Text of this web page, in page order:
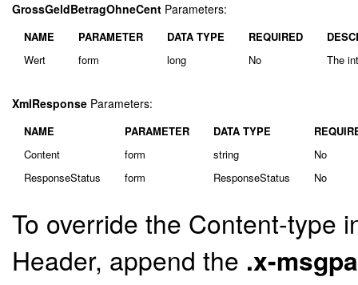
GrossGeldBetragOhneCent Parameters:
NAME PARAMETER DATA TYPE REQUIRED
Wert
form long No The
XmlResponse Parameters:
NAME PARAMETER DATA TYPE
Content
form string
No
ResponseStatus
form ResponseStatus No
To override the Content-type
Header, append the .x-